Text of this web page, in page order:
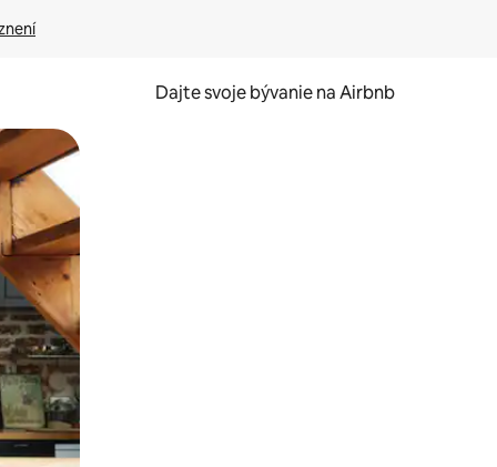
Dajte svoje bývanie na Airbnb
pomocou dotykových gest či potiahnutia prstom.